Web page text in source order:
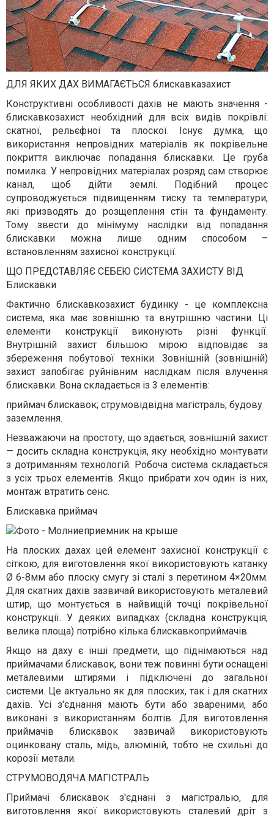
ДЛЯ ЯКИХ ДАХ ВИМАГАЄТЬСЯ блискавказахист
Конструктивні особливості дахів не мають значення -
блискавкозахист необхідний для всіх видів покрівлі:
скатної, рельєфної та плоскої. Існує думка, що
використання непровідних матеріалів як покрівельне
покриття виключає попадання блискавки. Це груба
помилка. У непровідних матеріалах розряд сам створює
канал, щоб дійти землі. Подібний процес
супроводжується підвищенням тиску та температури,
які призводять до розщеплення стін та фундаменту.
Тому звести до мінімуму наслідки від попадання
блискавки можна лише одним способом –
встановленням захисної конструкції.
ЩО ПРЕДСТАВЛЯЄ СЕБЕЮ СИСТЕМА ЗАХИСТУ ВІД
Блискавки
Фактично блискавкозахист будинку - це комплексна
система, яка має зовнішню та внутрішню частини. Ці
елементи конструкції виконують різні функції.
Внутрішній захист більшою мірою відповідає за
збереження побутової техніки. Зовнішній (зовнішній)
захист запобігає руйнівним наслідкам після влучення
блискавки. Вона складається із 3 елементів:
приймач блискавок; струмовідвідна магістраль; будову
заземлення.
Незважаючи на простоту, що здається, зовнішній захист
— досить складна конструкція, яку необхідно монтувати
з дотриманням технологій. Робоча система складається
з усіх трьох елементів. Якщо прибрати хоч один із них,
монтаж втратить сенс.
Блискавка приймач
На плоских дахах цей елемент захисної конструкції є
сіткою, для виготовлення якої використовують катанку
Ø 6-8мм або плоску смугу зі сталі з перетином 4×20мм.
Для скатних дахів зазвичай використовують металевий
штир, що монтується в найвищій точці покрівельної
конструкції. У деяких випадках (складна конструкція,
велика площа) потрібно кілька блискавкоприймачів.
Якщо на даху є інші предмети, що піднімаються над
приймачами блискавок, вони теж повинні бути оснащені
металевими штирями і підключені до загальної
системи. Це актуально як для плоских, так і для скатних
дахів. Усі з'єднання мають бути або звареними, або
виконані з використанням болтів. Для виготовлення
приймачів блискавок зазвичай використовують
оцинковану сталь, мідь, алюміній, тобто не схильні до
корозії метали.
СТРУМОВОДЯЧА МАГІСТРАЛЬ
Приймачі блискавок з'єднані з магістралью, для
виготовлення якої використовують сталевий дріт з